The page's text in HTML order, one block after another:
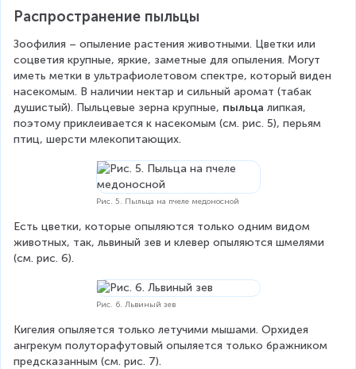
Распространение пыльцы
Зоофилия – опыление растения животными. Цветки или
соцветия крупные, яркие, заметные для опыления. Могут
иметь метки в ультрафиолетовом спектре, который виден
насекомым. В наличии нектар и сильный аромат (табак
душистый). Пыльцевые зерна крупные, пыльца липкая,
поэтому приклеивается к насекомым (см. рис. 5), перьям
птиц, шерсти млекопитающих.
Рис. 5. Пыльца на пчеле медоносной
Есть цветки, которые опыляются только одним видом
животных, так, львиный зев и клевер опыляются шмелями
(см. рис. 6).
Рис. 6. Львиный зев
Кигелия опыляется только летучими мышами. Орхидея
ангрекум полуторафутовый опыляется только бражником
предсказанным (см. рис. 7).